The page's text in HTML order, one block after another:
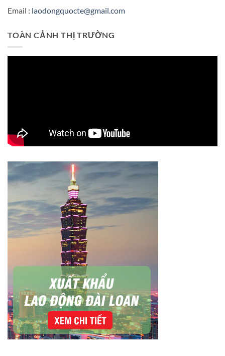
Email : laodongquocte@gmail.com
TOÀN CẢNH THỊ TRƯỜNG